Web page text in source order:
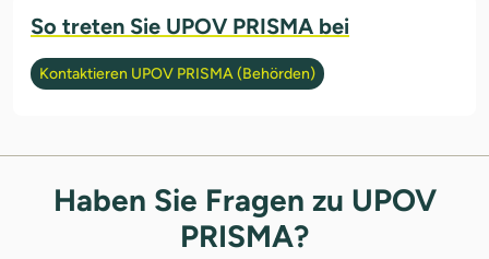
So treten Sie UPOV PRISMA bei
Kontaktieren UPOV PRISMA (Behörden)
Haben Sie Fragen zu UPOV
PRISMA?